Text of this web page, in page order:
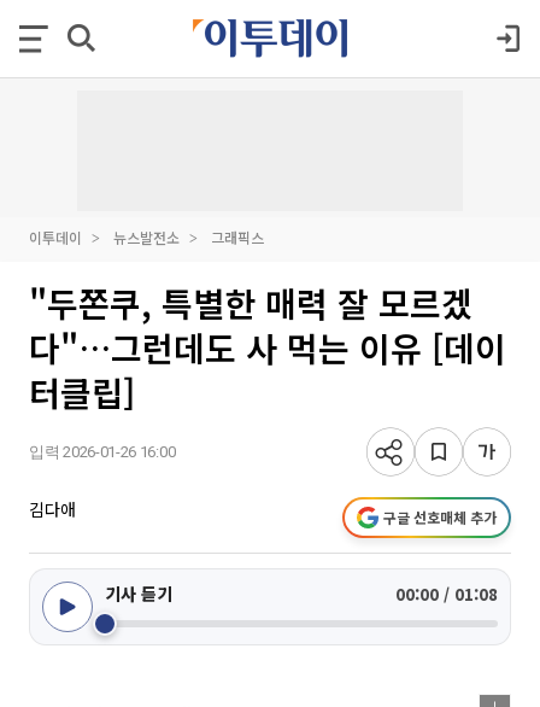
이투데이 뉴스발전소 그래픽스
"두쫀쿠, 특별한 매력 잘 모르겠
다"…그런데도 사 먹는 이유 [데이
터클립]
입력 2026-01-26 16:00
김다애 구글 선호매체 추가
기사 듣기 00:00 / 01:08